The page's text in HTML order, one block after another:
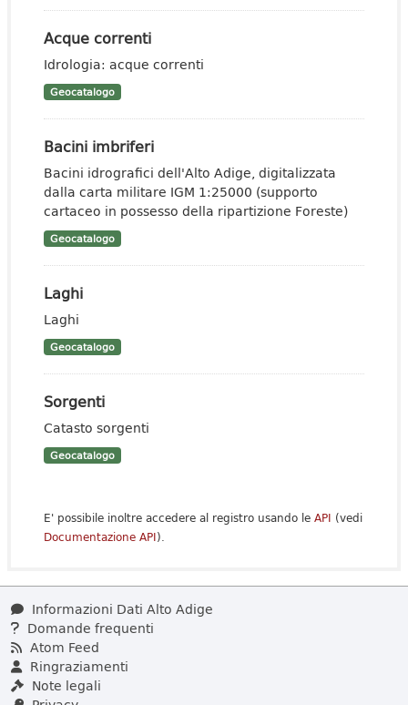
Acque correnti
Idrologia: acque correnti
Geocatalogo
Bacini imbriferi
Bacini idrografici dell'Alto Adige, digitalizzata
dalla carta militare IGM 1:25000 (supporto
cartaceo in possesso della ripartizione Foreste)
Geocatalogo
Laghi
Laghi
Geocatalogo
Sorgenti
Catasto sorgenti
Geocatalogo
E' possibile inoltre accedere al registro usando le API (vedi
Documentazione API).
Informazioni Dati Alto Adige
Domande frequenti
Atom Feed
Ringraziamenti
Note legali